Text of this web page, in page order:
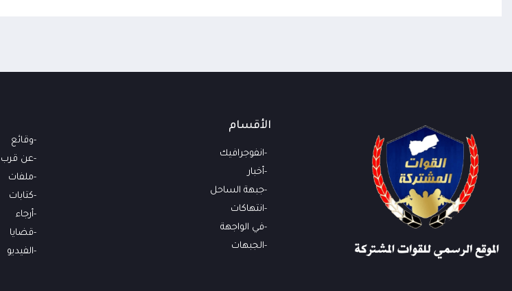
الأقسام
انفوجرافيك
أخبار
جبهة الساحل
انتهاكات
في الواجهة
الجبهات
وقائع
عن قرب
ملفات
كتابات
أرجاء
قضايا
الفيديو